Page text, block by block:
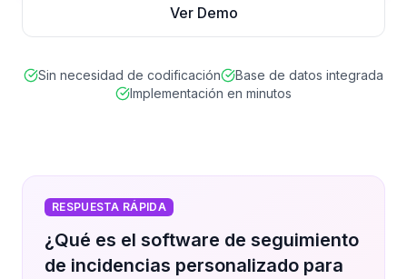
Ver Demo
Sin necesidad de codificación
Base de datos integrada
Implementación en minutos
RESPUESTA RÁPIDA
¿Qué es el software de seguimiento
de incidencias personalizado para